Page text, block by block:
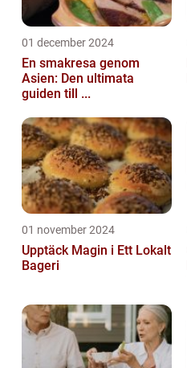
01 december 2024
En smakresa genom
Asien: Den ultimata
guiden till ...
01 november 2024
Upptäck Magin i Ett Lokalt
Bageri